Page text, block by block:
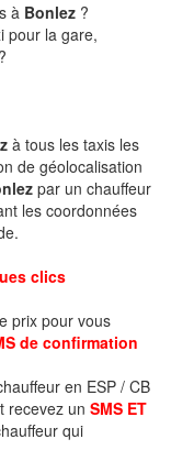
à Bonlez ?
pour la gare,
à tous les taxis les
de géolocalisation
par un chauffeur
les coordonnées
clics
prix pour vous
de confirmation
en ESP / CB
recevez un SMS ET
qui